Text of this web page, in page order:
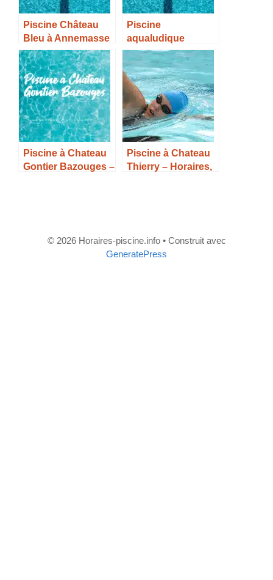
Piscine Château
Bleu à Annemasse
– Horaires, Tarifs et
Infos –
Piscine
aqualudique
Aqualonne à
Château-d’Olonne-
Horaires, Tarifs et
Infos –
Piscine à Chateau
Gontier Bazouges –
Piscine à Chateau
Thierry – Horaires,
© 2026 Horaires-piscine.info• Construit avec
GeneratePress